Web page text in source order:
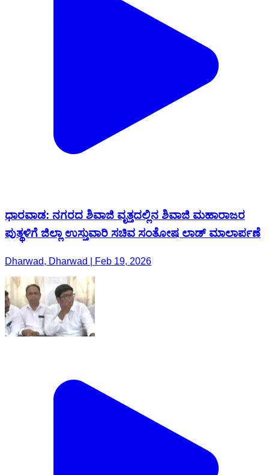
ಧಾರವಾಡ: ನಗರದ ಶಿವಾಜಿ ವೃತ್ತದಲ್ಲಿನ ಶಿವಾಜಿ ಮಹಾರಾಜರ
ಪುತ್ಥಳಿಗೆ ಜಿಲ್ಲಾ ಉಸ್ತುವಾರಿ ಸಚಿವ ಸಂತೋಷ ಲಾಡ್ ಮಾಲಾರ್ಪಣೆ
Dharwad, Dharwad | Feb 19, 2026